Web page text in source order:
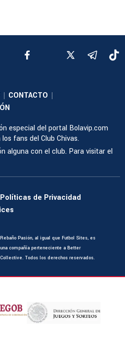
| CONTACTO |
especial del portal Bolavip.com
fans del Club Chivas.
alguna con el club. Para visitar el
Políticas de Privacidad
Rebaño Pasión, al igual que Futbol Sites, es
una compañía perteneciente a Better
Collective. Todos los derechos reservados.